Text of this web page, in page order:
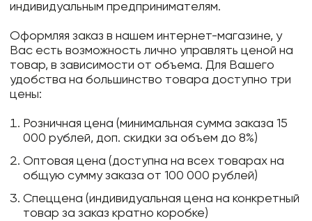
индивидуальным предпринимателям.
Оформляя заказ в нашем интернет-магазине, у
Вас есть возможность лично управлять ценой на
товар, в зависимости от объема. Для Вашего
удобства на большинство товара доступно три
цены:
Розничная цена (минимальная сумма заказа 15
000 рублей, доп. скидки за объем до 8%)
Оптовая цена (доступна на всех товарах на
общую сумму заказа от 100 000 рублей)
Спеццена (индивидуальная цена на конкретный
товар за заказ кратно коробке)